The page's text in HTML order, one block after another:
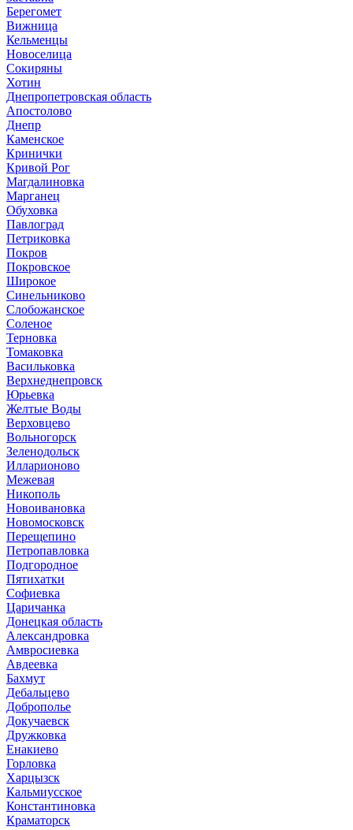
Берегомет
Вижница
Кельменцы
Новоселица
Сокиряны
Хотин
Днепропетровская область
Апостолово
Днепр
Каменское
Кринички
Кривой Рог
Магдалиновка
Марганец
Обуховка
Павлоград
Петриковка
Покров
Покровское
Широкое
Синельниково
Слобожанское
Соленое
Терновка
Томаковка
Васильковка
Верхнеднепровск
Юрьевка
Желтые Воды
Верховцево
Вольногорск
Зеленодольск
Илларионово
Межевая
Никополь
Новоивановка
Новомосковск
Перещепино
Петропавловка
Подгородное
Пятихатки
Софиевка
Царичанка
Донецкая область
Александровка
Амвросиевка
Авдеевка
Бахмут
Дебальцево
Доброполье
Докучаевск
Дружковка
Енакиево
Горловка
Харцызск
Кальмиусское
Константиновка
Краматорск